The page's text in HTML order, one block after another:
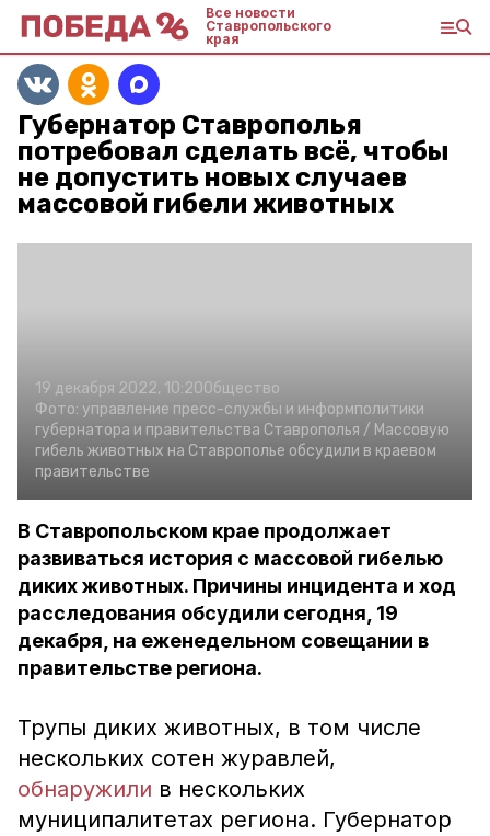
Все новости
Ставропольского
края
Губернатор Ставрополья
потребовал сделать всё, чтобы
не допустить новых случаев
массовой гибели животных
19 декабря 2022, 10:20Общество
Фото: управление пресс-службы и информполитики
губернатора и правительства Ставрополья / Массовую
гибель животных на Ставрополье обсудили в краевом
правительстве
В Ставропольском крае продолжает
развиваться история с массовой гибелью
диких животных. Причины инцидента и ход
расследования обсудили сегодня, 19
декабря, на еженедельном совещании в
правительстве региона.
Трупы диких животных, в том числе
нескольких сотен журавлей,
обнаружили в нескольких
муниципалитетах региона. Губернатор